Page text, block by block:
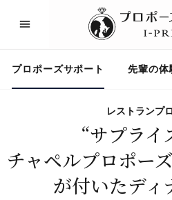
プロポーズサポート 先輩の体
レストランプ
“サプライ
チャペルプロポー
が付いたディ
プロポーズサポート